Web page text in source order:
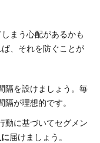
まう心配があるかも
、それを防ぐことが
隔を設けましょう。毎
が理想的です。
動に基づいてセグメン
届けましょう。